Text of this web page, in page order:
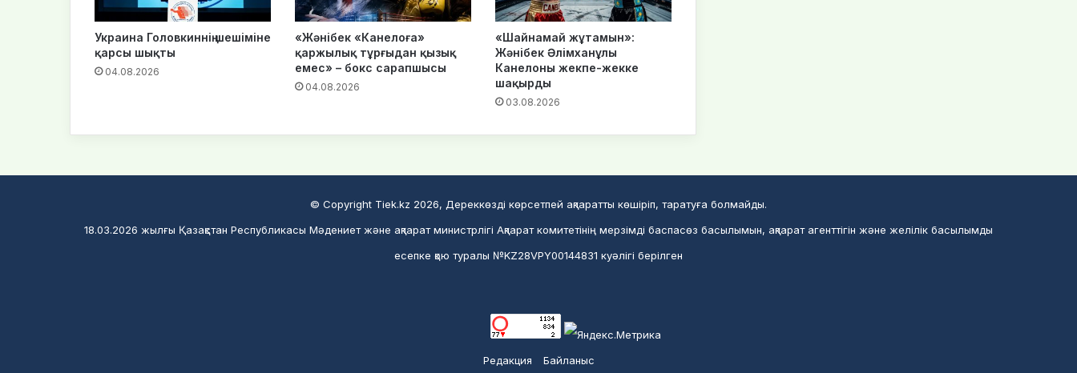
Украина Головкиннің шешіміне
қарсы шықты
04.08.2026
«Жәнібек «Канелоға»
қаржылық тұрғыдан қызық
емес» – бокс сарапшысы
04.08.2026
«Шайнамай жұтамын»:
Жәнібек Әлімханұлы
Канелоны жекпе-жекке
шақырды
03.08.2026
© Copyright Tiek.kz 2026, Дереккөзді көрсетпей ақпаратты көшіріп, таратуға болмайды.
18.03.2026 жылғы Қазақстан Республикасы Мәдениет және ақпарат министрлігі Ақпарат комитетінің мерзімді баспасөз басылымын, ақпарат агенттігін және желілік басылымды
есепке қою туралы №KZ28VPY00144831 куәлігі берілген
Редакция Байланыс